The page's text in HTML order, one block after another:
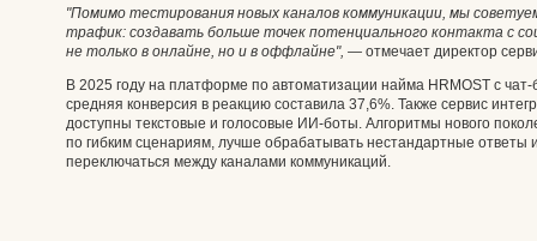
"Помимо тестирования новых каналов коммуникации, мы
трафик: создавать больше точек потенциального контакта с
не только в онлайне, но и в оффлайне", — отмечает директор
В 2025 году на платформе по автоматизации найма HRMOST с
средняя конверсия в реакцию составила 37,6%. Также сервис
доступны текстовые и голосовые ИИ-боты. Алгоритмы нового
по гибким сценариям, лучше обрабатывать нестандартные ответы
переключаться между каналами коммуникаций.